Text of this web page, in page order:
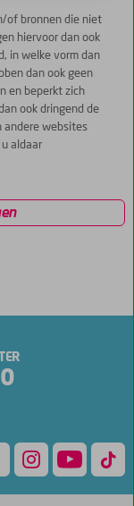
of bronnen die niet
hiervoor dan ook
in welke vorm dan
dan ook geen
en beperkt zich
ook dringend de
andere websites
aldaar